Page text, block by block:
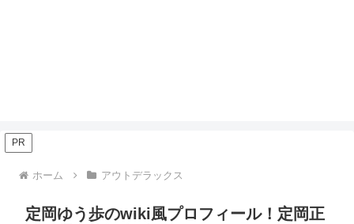
PR
ホーム アウトデラックス
定岡ゆう歩のwiki風プロフィール！定岡正